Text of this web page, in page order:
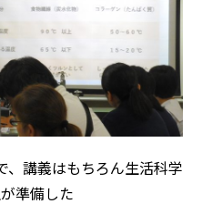
、講義はもちろん生活科学
準備した